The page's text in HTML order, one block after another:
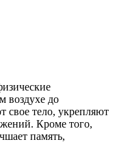
воздухе до
свое тело, укрепляют
Кроме того,
память,